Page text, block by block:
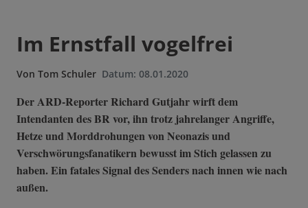
Im Ernstfall vogelfrei
Von Tom Schuler Datum: 08.01.2020
Der ARD-Reporter Richard Gutjahr wirft dem
Intendanten des BR vor, ihn trotz jahrelanger Angriffe,
Hetze und Morddrohungen von Neonazis und
Verschwörungsfanatikern bewusst im Stich gelassen zu
haben. Ein fatales Signal des Senders nach innen wie nach
außen.